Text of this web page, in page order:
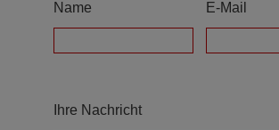
Name E-Mail
Ihre Nachricht